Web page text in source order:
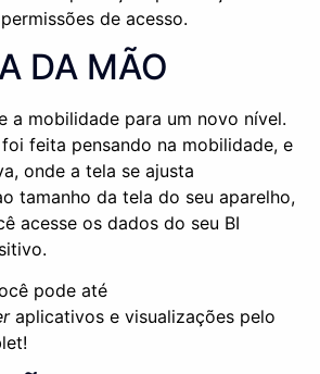
de acesso.
DA MÃO
a mobilidade para um novo nível.
feita pensando na mobilidade, e
onde a tela se ajusta
tamanho da tela do seu aparelho,
acesse os dados do seu BI
pode até
aplicativos e visualizações pelo